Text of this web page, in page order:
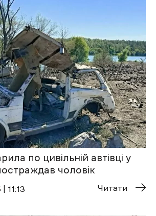
по цивільній автівці у
чоловік
11:13 Читати